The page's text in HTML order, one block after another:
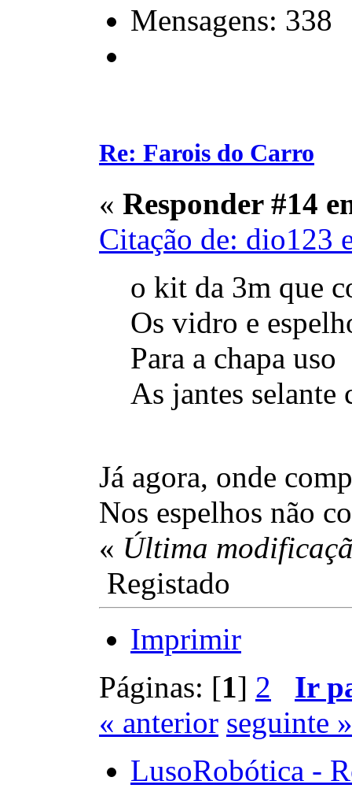
Mensagens: 338
Re: Farois do Carro
« Responder #14
Citação de: dio123
o kit da 3m que
Os vidro e
Para a chapa
As jantes selante
Já agora, onde
Nos espelhos não
« Última
Registado
Imprimir
Páginas: [1] 2
Ir
« anterior seguinte »
LusoRobótica -